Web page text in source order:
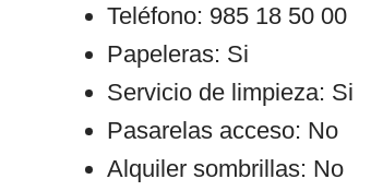
Teléfono: 985 18 50 00
Papeleras: Si
Servicio de limpieza: Si
Pasarelas acceso: No
Alquiler sombrillas: No